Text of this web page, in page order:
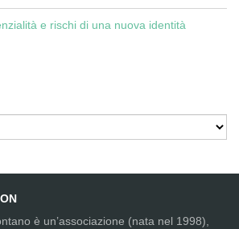
e rischi di una nuova identità
è un’associazione (nata nel 1998),